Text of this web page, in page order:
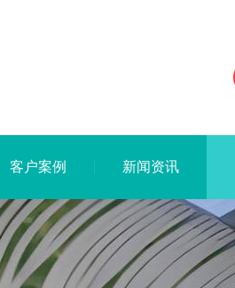
客户案例 新闻资讯